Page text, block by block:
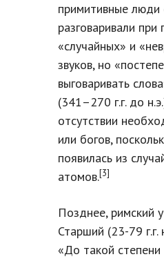
примитивные люди
разговаривали
«случайных» и
звуков, но
выговаривать
(341–270 г.г. до
отсутствии
или богов,
появилась из
атомов.[3]
Позднее, римский
Старший (23-79 г.г.
«До такой